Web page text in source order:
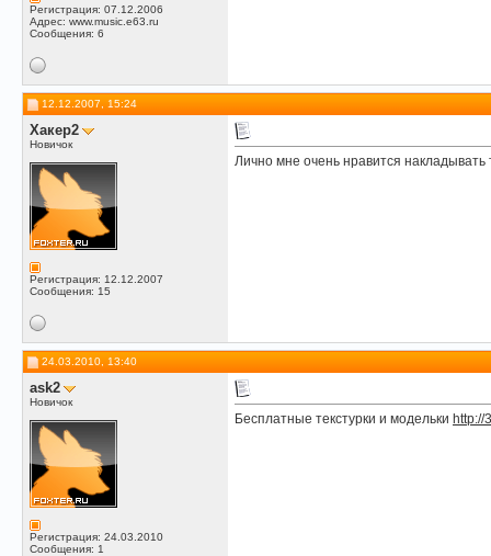
Регистрация: 07.12.2006
Адрес: www.music.e63.ru
Сообщения: 6
12.12.2007, 15:24
Хакер2
Новичок
Регистрация: 12.12.2007
Сообщения: 15
Лично мне очень нравится накладывать
24.03.2010, 13:40
ask2
Новичок
Регистрация: 24.03.2010
Сообщения: 1
Бесплатные текстурки и модельки http://